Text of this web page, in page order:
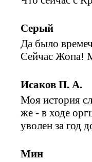
Серый
Да было
Сейчас Жопа!
Исаков П. А.
Моя история
же - в ходе
уволен за год
Мин